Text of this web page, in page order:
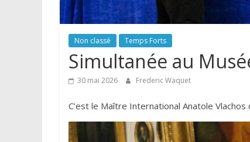
Non classé Temps Forts
Simultanée au
30 mai 2026 Frederic Waquet
C’est le Maître International Anatole